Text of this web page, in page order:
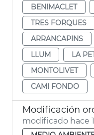
BENIMACLET
TRES FORQUES
ARRANCAPINS
LLUM
LA
MONTOLIVET
CAMI FONDO
modificado hace